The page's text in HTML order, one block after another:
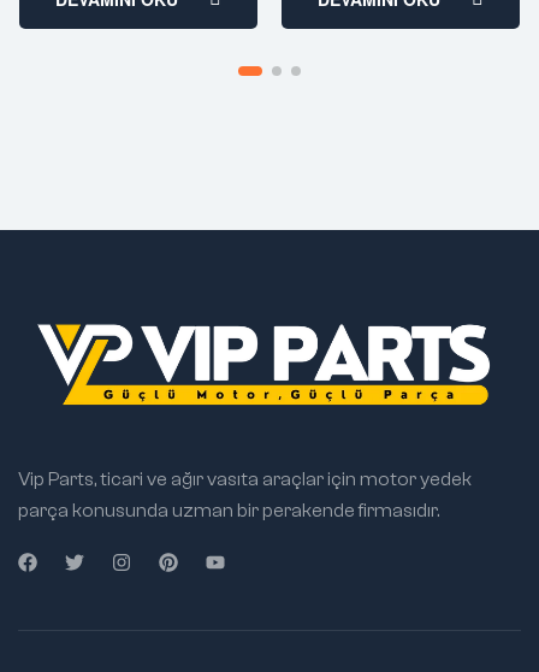
Vip Parts, ticari ve ağır vasıta araçlar için motor yedek
parça konusunda uzman bir perakende firmasıdır.